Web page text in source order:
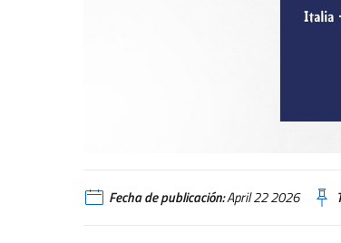
Fecha de publicación:April 22 2026